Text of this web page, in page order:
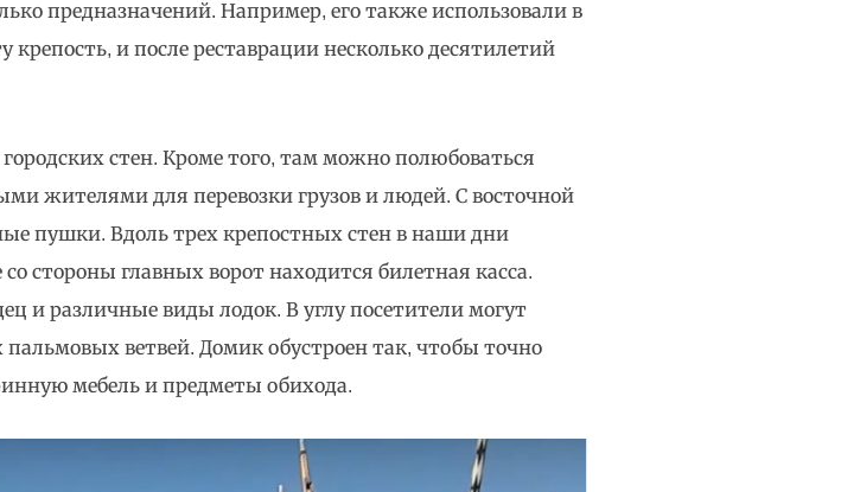
предназначений. Например, его также использовали в
и после реставрации несколько десятилетий
стен. Кроме того, там можно полюбоваться
жителями для перевозки грузов и людей. С восточной
пушки. Вдоль трех крепостных стен в наши дни
стороны главных ворот находится билетная касса.
и различные виды лодок. В углу посетители могут
ветвей. Домик обустроен так, чтобы точно
мебель и предметы обихода.